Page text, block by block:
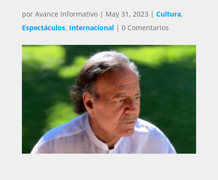
por Avance Informativo| May 31, 2023 | Cultura,
Espectáculos, Internacional| 0 Comentarios